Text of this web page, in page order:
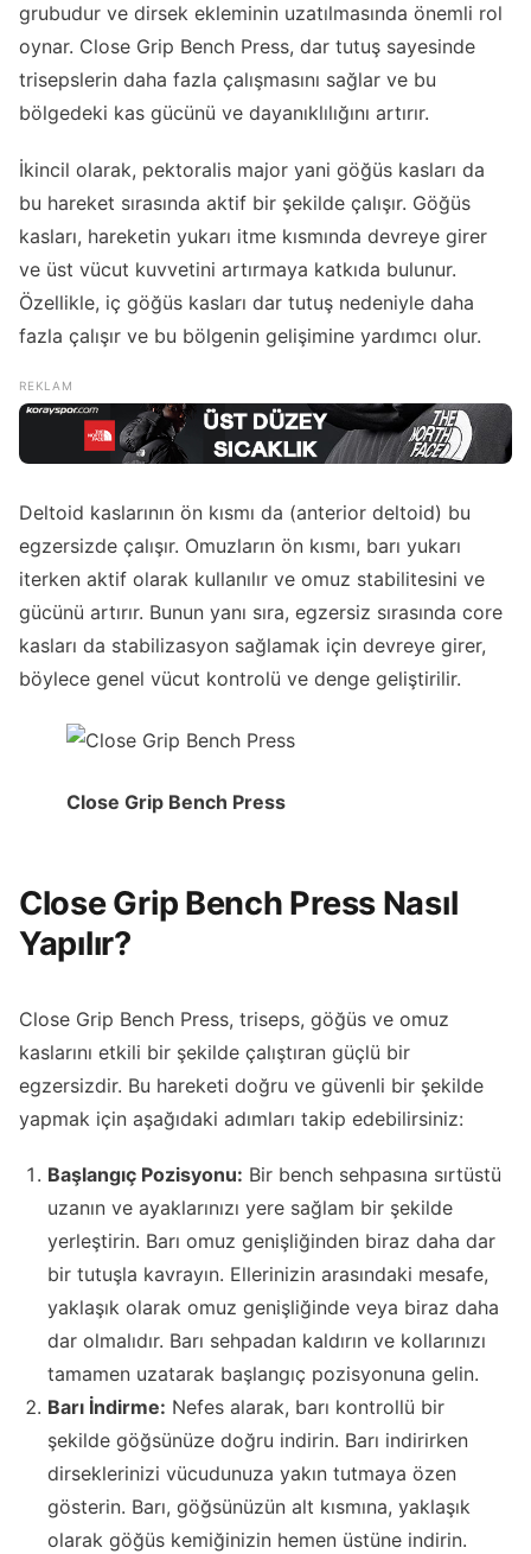
grubudur ve dirsek ekleminin uzatılmasında önemli rol
oynar. Close Grip Bench Press, dar tutuş sayesinde
trisepslerin daha fazla çalışmasını sağlar ve bu
bölgedeki kas gücünü ve dayanıklılığını artırır.
İkincil olarak, pektoralis major yani göğüs kasları da
bu hareket sırasında aktif bir şekilde çalışır. Göğüs
kasları, hareketin yukarı itme kısmında devreye girer
ve üst vücut kuvvetini artırmaya katkıda bulunur.
Özellikle, iç göğüs kasları dar tutuş nedeniyle daha
fazla çalışır ve bu bölgenin gelişimine yardımcı olur.
Deltoid kaslarının ön kısmı da (anterior deltoid) bu
egzersizde çalışır. Omuzların ön kısmı, barı yukarı
iterken aktif olarak kullanılır ve omuz stabilitesini ve
gücünü artırır. Bunun yanı sıra, egzersiz sırasında core
kasları da stabilizasyon sağlamak için devreye girer,
böylece genel vücut kontrolü ve denge geliştirilir.
Close Grip Bench Press
Close Grip Bench Press Nasıl
Yapılır?
Close Grip Bench Press, triseps, göğüs ve omuz
kaslarını etkili bir şekilde çalıştıran güçlü bir
egzersizdir. Bu hareketi doğru ve güvenli bir şekilde
yapmak için aşağıdaki adımları takip edebilirsiniz:
Başlangıç Pozisyonu: Bir bench sehpasına sırtüstü
uzanın ve ayaklarınızı yere sağlam bir şekilde
yerleştirin. Barı omuz genişliğinden biraz daha dar
bir tutuşla kavrayın. Ellerinizin arasındaki mesafe,
yaklaşık olarak omuz genişliğinde veya biraz daha
dar olmalıdır. Barı sehpadan kaldırın ve kollarınızı
tamamen uzatarak başlangıç pozisyonuna gelin.
Barı İndirme: Nefes alarak, barı kontrollü bir
şekilde göğsünüze doğru indirin. Barı indirirken
dirseklerinizi vücudunuza yakın tutmaya özen
gösterin. Barı, göğsünüzün alt kısmına, yaklaşık
olarak göğüs kemiğinizin hemen üstüne indirin.